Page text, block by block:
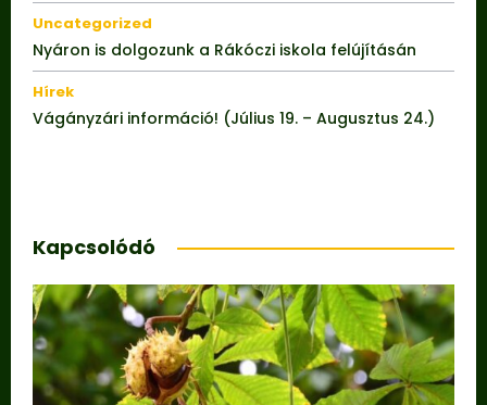
Uncategorized
Nyáron is dolgozunk a Rákóczi iskola felújításán
Hírek
Vágányzári információ! (Július 19. – Augusztus 24.)
Kapcsolódó